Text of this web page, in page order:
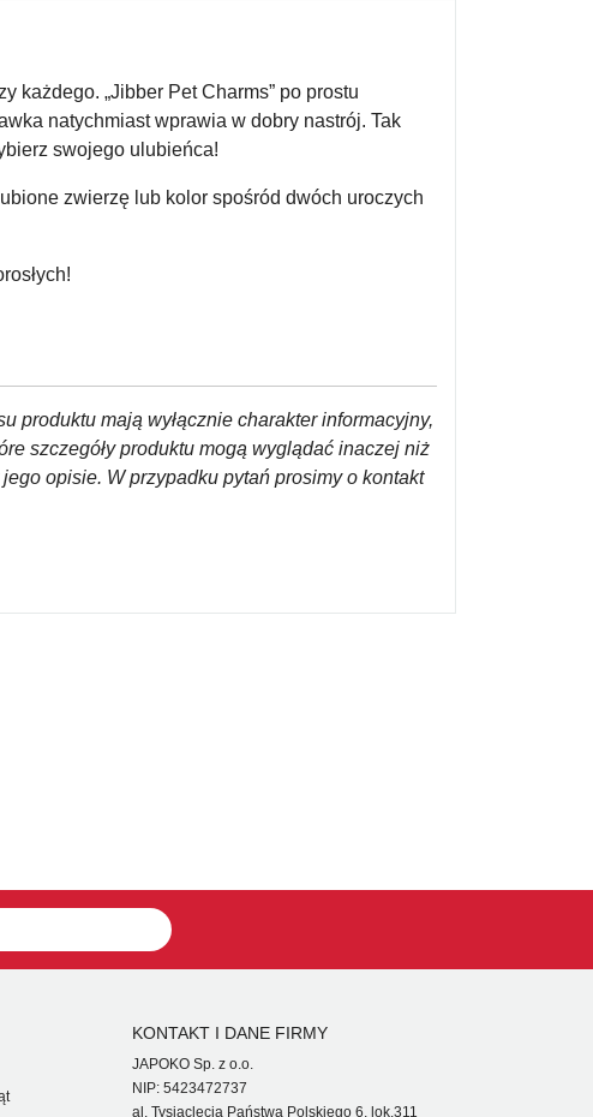
każdego. „Jibber Pet Charms” po prostu
natychmiast wprawia w dobry nastrój. Tak
swojego ulubieńca!
zwierzę lub kolor spośród dwóch uroczych
produktu mają wyłącznie charakter informacyjny,
szczegóły produktu mogą wyglądać inaczej niż
opisie. W przypadku pytań prosimy o kontakt
KONTAKT I DANE FIRMY
JAPOKO Sp. z o.o.
NIP: 5423472737
al. Tysiąclecia Państwa Polskiego 6, lok.311